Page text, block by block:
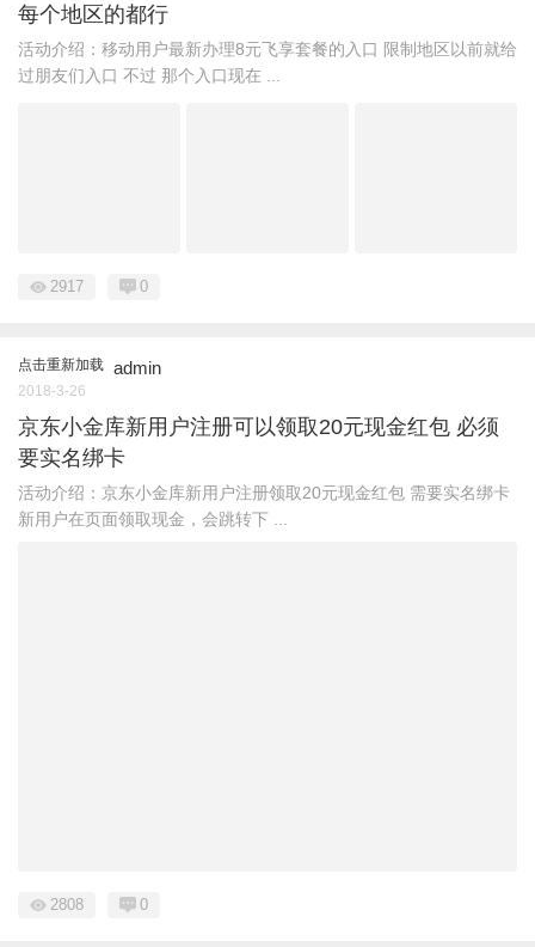
每个地区的都行
活动介绍：移动用户最新办理8元飞享套餐的入口 限制地区以前就给
过朋友们入口 不过 那个入口现在 ...
2917 0
点击重新加载 admin
2018-3-26
京东小金库新用户注册可以领取20元现金红包 必须
要实名绑卡
活动介绍：京东小金库新用户注册领取20元现金红包 需要实名绑卡
新用户在页面领取现金，会跳转下 ...
2808 0